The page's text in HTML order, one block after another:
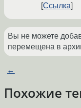
Ссылка
Вы не можете
перемещена в
←
Похожие